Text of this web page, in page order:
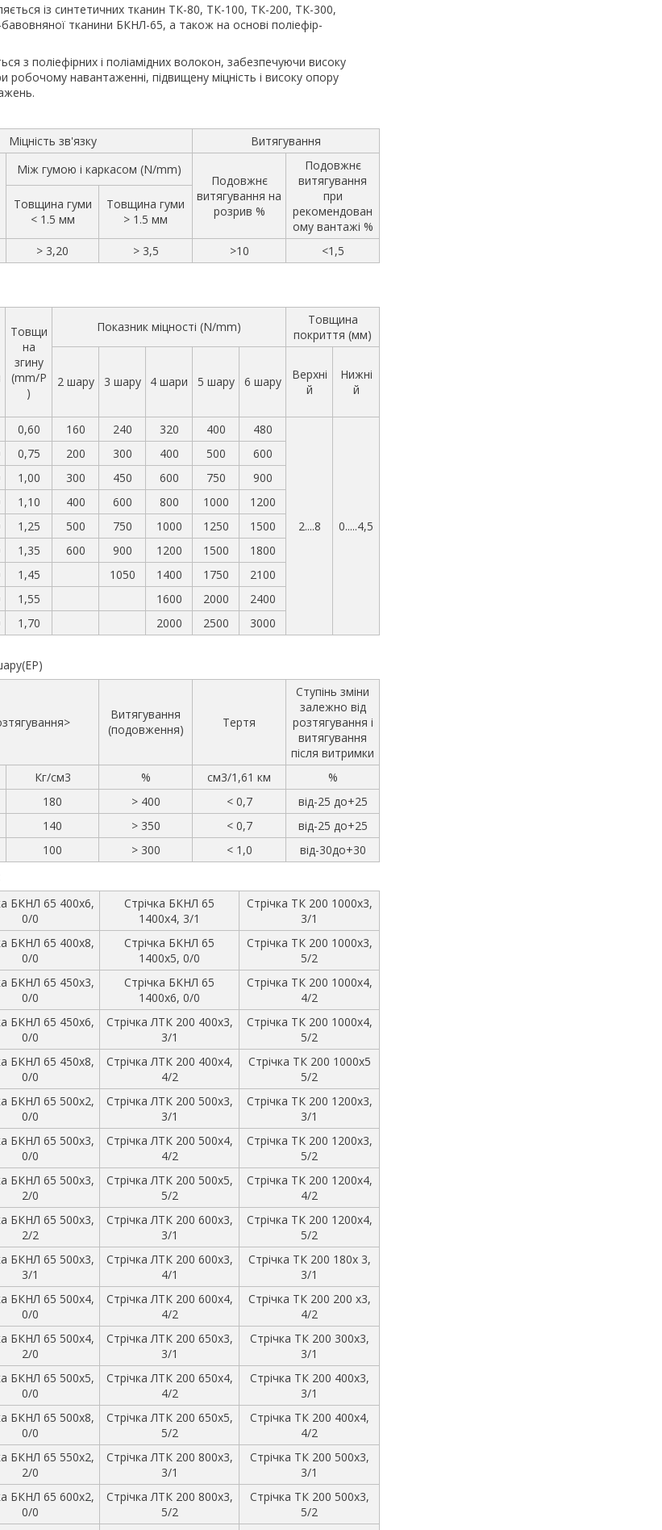
із синтетичних тканин ТК-80, ТК-100, ТК-200, ТК-300,
тканини БКНЛ-65, а також на основі поліефір-
з поліефірних і поліамідних волокон, забезпечуючи високу
робочому навантаженні, підвищену міцність і високу опору
Міцність зв'язку Витягування
Між гумою і каркасом (N/mm)
Подовжнє
витягування на
розрив %
Подовжнє
витягування
при
рекомендован
ому вантажі %
Товщина гуми
< 1.5 мм
Товщина гуми
> 1.5 мм
> 3,20 > 3,5 >10 <1,5
Товщи
на
згину
(mm/P
)
Показник міцності (N/mm)
Товщина
покриття (мм)
2 шару 3 шару 4 шари 5 шару 6 шару
Верхні
й
Нижні
й
0,60 160 240 320 400 480
2....8 0.....4,5
0,75 200 300 400 500
600
1,00 300 450 600 750
900
1,10 400 600 800 1000
1200
1,25 500 750 1000 1250
1500
1,35 600 900 1200 1500
1800
1,45 1050 1400 1750
2100
1,55 1600 2000
2400
1,70 2000 2500 3000
Витягування
(подовження)
Тертя
Ступінь зміни
залежно від
розтягування і
витягування
після витримки
Кг/см3 % см3/1,61 км
%
180 > 400 < 0,7
від-25 до+25
140 > 350 < 0,7
від-25 до+25
100 > 300 < 1,0
від-30до+30
БКНЛ 65 400х6,
0/0
Стрічка БКНЛ 65
1400х4, 3/1
Стрічка ТК 200 1000х3,
3/1
БКНЛ 65 400х8,
0/0
Стрічка БКНЛ 65
1400х5, 0/0
Стрічка ТК 200 1000х3,
5/2
БКНЛ 65 450х3,
0/0
Стрічка БКНЛ 65
1400х6, 0/0
Стрічка ТК 200 1000х4,
4/2
БКНЛ 65 450х6,
0/0
Стрічка ЛТК 200 400х3,
3/1
Стрічка ТК 200 1000х4,
5/2
БКНЛ 65 450х8,
0/0
Стрічка ЛТК 200 400х4,
4/2
Стрічка ТК 200 1000х5
5/2
БКНЛ 65 500х2,
0/0
Стрічка ЛТК 200 500х3,
3/1
Стрічка ТК 200 1200х3,
3/1
БКНЛ 65 500х3,
0/0
Стрічка ЛТК 200 500х4,
4/2
Стрічка ТК 200 1200х3,
5/2
БКНЛ 65 500х3,
2/0
Стрічка ЛТК 200 500х5,
5/2
Стрічка ТК 200 1200х4,
4/2
БКНЛ 65 500х3,
2/2
Стрічка ЛТК 200 600х3,
3/1
Стрічка ТК 200 1200х4,
5/2
БКНЛ 65 500х3,
3/1
Стрічка ЛТК 200 600х3,
4/1
Стрічка ТК 200 180х 3,
3/1
БКНЛ 65 500х4,
0/0
Стрічка ЛТК 200 600х4,
4/2
Стрічка ТК 200 200 х3,
4/2
БКНЛ 65 500х4,
2/0
Стрічка ЛТК 200 650х3,
3/1
Стрічка ТК 200 300х3,
3/1
БКНЛ 65 500х5,
0/0
Стрічка ЛТК 200 650х4,
4/2
Стрічка ТК 200 400х3,
3/1
БКНЛ 65 500х8,
0/0
Стрічка ЛТК 200 650х5,
5/2
Стрічка ТК 200 400х4,
4/2
БКНЛ 65 550х2,
2/0
Стрічка ЛТК 200 800х3,
3/1
Стрічка ТК 200 500х3,
3/1
БКНЛ 65 600х2,
0/0
Стрічка ЛТК 200 800х3,
5/2
Стрічка ТК 200 500х3,
5/2